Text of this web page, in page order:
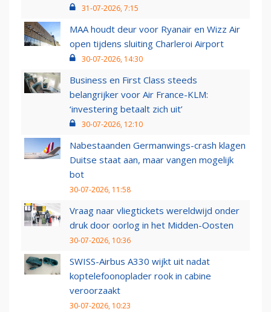
31-07-2026, 7:15
MAA houdt deur voor Ryanair en Wizz Air
open tijdens sluiting Charleroi Airport
30-07-2026, 14:30
Business en First Class steeds
belangrijker voor Air France-KLM:
‘investering betaalt zich uit’
30-07-2026, 12:10
Nabestaanden Germanwings-crash klagen
Duitse staat aan, maar vangen mogelijk
bot
30-07-2026, 11:58
Vraag naar vliegtickets wereldwijd onder
druk door oorlog in het Midden-Oosten
30-07-2026, 10:36
SWISS-Airbus A330 wijkt uit nadat
koptelefoonoplader rook in cabine
veroorzaakt
30-07-2026, 10:23